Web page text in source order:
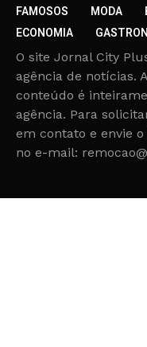
FAMOSOS
MODA
ECONOMIA
O site Jornal City
agência de notícias.
conteúdo é
agência. Para
em contato e envie
no e-mail: